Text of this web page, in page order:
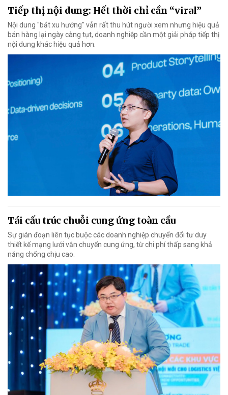
Tiếp thị nội dung: Hết thời chỉ cần “viral”
Nội dung "bắt xu hướng" vẫn rất thu hút người xem nhưng hiệu quả
bán hàng lại ngày càng tụt, doanh nghiệp cần một giải pháp tiếp thị
nội dung khác hiệu quả hơn.
Tái cấu trúc chuỗi cung ứng toàn cầu
Sự gián đoạn liên tục buộc các doanh nghiệp chuyển đổi tư duy
thiết kế mạng lưới vận chuyển cung ứng, từ chi phí thấp sang khả
năng chống chịu cao.